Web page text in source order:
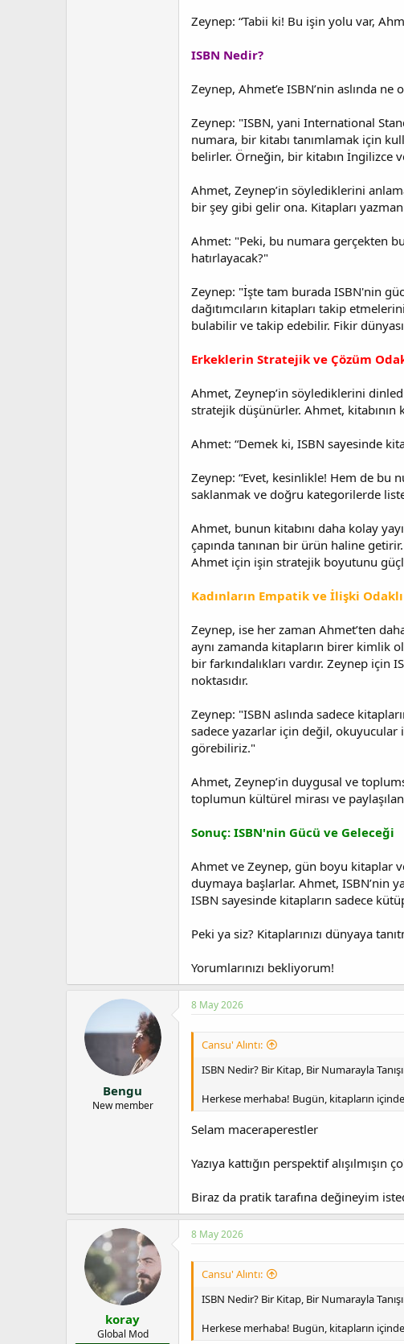
Zeynep: “Tabii ki! Bu işin yolu var,
ISBN Nedir?
Zeynep, Ahmet’e ISBN’nin aslında
Zeynep: "ISBN, yani International
numara, bir kitabı tanımlamak için
belirler. Örneğin, bir kitabın İngilizce
Ahmet, Zeynep’in söylediklerini
bir şey gibi gelir ona. Kitapları
Ahmet: "Peki, bu numara gerçekten
hatırlayacak?"
Zeynep: "İşte tam burada ISBN'nin
dağıtımcıların kitapları takip
bulabilir ve takip edebilir. Fikir
Erkeklerin Stratejik ve Çözüm
Ahmet, Zeynep’in söylediklerini
stratejik düşünürler. Ahmet, kitabının
Ahmet: “Demek ki, ISBN sayesinde
Zeynep: “Evet, kesinlikle! Hem de bu
saklanmak ve doğru kategorilerde
Ahmet, bunun kitabını daha kolay
çapında tanınan bir ürün haline
Ahmet için işin stratejik boyutunu
Kadınların Empatik ve İlişki Odaklı
Zeynep, ise her zaman Ahmet’ten
aynı zamanda kitapların birer kimlik
bir farkındalıkları vardır. Zeynep
noktasıdır.
Zeynep: "ISBN aslında sadece
sadece yazarlar için değil, okuyucular
görebiliriz."
Ahmet, Zeynep’in duygusal ve
toplumun kültürel mirası ve
Sonuç: ISBN'nin Gücü ve Geleceği
Ahmet ve Zeynep, gün boyu kitaplar
duymaya başlarlar. Ahmet, ISBN’nin
ISBN sayesinde kitapların sadece
Peki ya siz? Kitaplarınızı dünyaya
Yorumlarınızı bekliyorum!
Bengu
New member
8 May 2026
Cansu' Alıntı:
ISBN Nedir? Bir Kitap, Bir Numarayla
Herkese merhaba! Bugün, kitapların
Selam maceraperestler
Yazıya kattığın perspektif
Biraz da pratik tarafına değineyim
koray
Global Mod
8 May 2026
Cansu' Alıntı:
ISBN Nedir? Bir Kitap, Bir Numarayla
Herkese merhaba! Bugün, kitapların